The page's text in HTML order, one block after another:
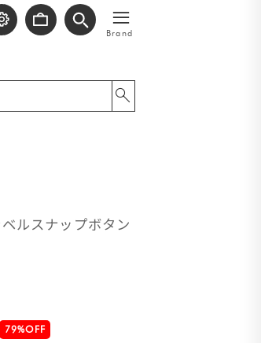
≡
Brand
ルスナップボタン
79%OFF